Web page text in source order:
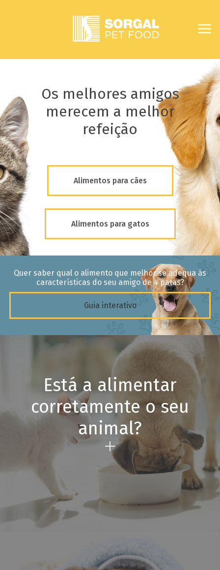
Os melhores amigos
merecem a melhor
refeição
Alimentos para cães
Alimentos para gatos
Quer saber qual o alimento que melhor se adequa às
características do seu amigo de 4 patas?
Guia interativo
Está a alimentar
corretamente o seu
animal?